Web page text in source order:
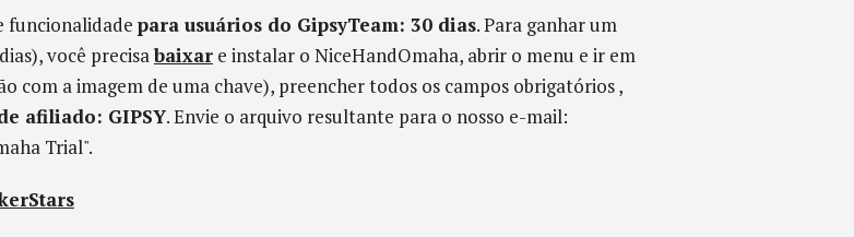
funcionalidade para usuários do GipsyTeam: 30 dias. Para ganhar um
você precisabaixar e instalar o NiceHandOmaha, abrir o menu e ir em
com a imagem de uma chave), preencher todos os campos obrigatórios ,
afiliado: GIPSY. Envie o arquivo resultante para o nosso e-mail:
Trial".